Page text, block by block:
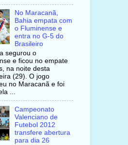
No Maracanã,
Bahia empata com
o Fluminense e
entra no G-5 do
Brasileiro
segurou o
e ficou no empate
na noite desta
(29). O jogo
no Maracanã e foi
...
Campeonato
Valenciano de
Futebol 2012
transfere abertura
para dia 26